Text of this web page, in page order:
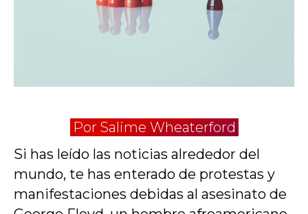
Por Salime Wheaterford
Si has leído las noticias alrededor del
mundo, te has enterado de protestas y
manifestaciones debidas al asesinato de